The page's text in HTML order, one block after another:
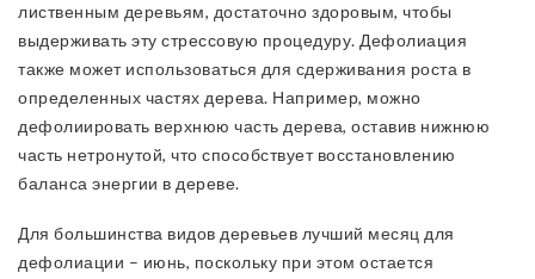
лиственным деревьям, достаточно здоровым, чтобы
выдерживать эту стрессовую процедуру. Дефолиация
также может использоваться для сдерживания роста в
определенных частях дерева. Например, можно
дефолиировать верхнюю часть дерева, оставив нижнюю
часть нетронутой, что способствует восстановлению
баланса энергии в дереве.
Для большинства видов деревьев лучший месяц для
дефолиации – июнь, поскольку при этом остается